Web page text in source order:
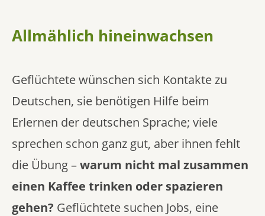
Allmählich hineinwachsen
Geflüchtete wünschen sich Kontakte zu
Deutschen, sie benötigen Hilfe beim
Erlernen der deutschen Sprache; viele
sprechen schon ganz gut, aber ihnen fehlt
die Übung –warum nicht mal zusammen
einen Kaffee trinken oder spazieren
gehen? Geflüchtete suchen Jobs, eine